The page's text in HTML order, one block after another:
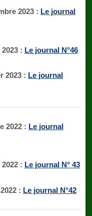
2023 : Le journal
: Le journal N°46
2023 : Le journal
2022 : Le journal
: Le journal N° 43
: Le journal N°42